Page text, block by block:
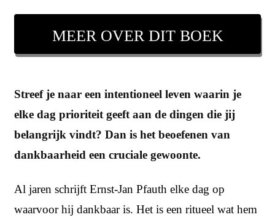
MEER OVER DIT BOEK
Streef je naar een intentioneel leven waarin je
elke dag prioriteit geeft aan de dingen die jij
belangrijk vindt? Dan is het beoefenen van
dankbaarheid een cruciale gewoonte.
Al jaren schrijft Ernst-Jan Pfauth elke dag op
waarvoor hij dankbaar is. Het is een ritueel wat hem